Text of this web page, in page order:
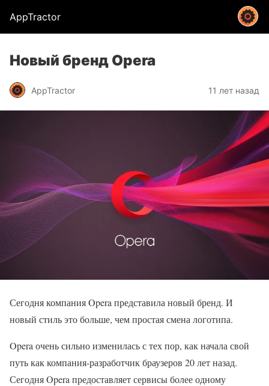
AppTractor
Новый бренд Opera
AppTractor 11 лет назад
Сегодня компания Opera представила новый бренд. И
новый стиль это больше, чем простая смена логотипа.
Opera очень сильно изменилась с тех пор, как начала свой
путь как компания-разработчик браузеров 20 лет назад.
Сегодня Opera предоставляет сервисы более одному